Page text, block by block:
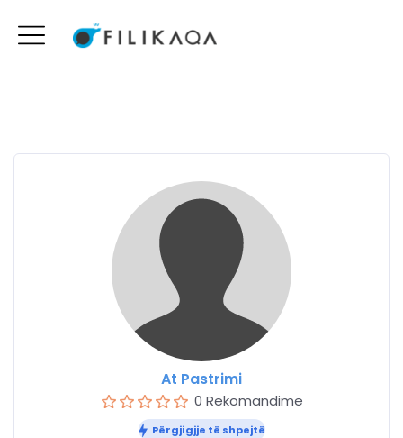
At Pastrimi
0 Rekomandime
Përgjigjje të shpejtë